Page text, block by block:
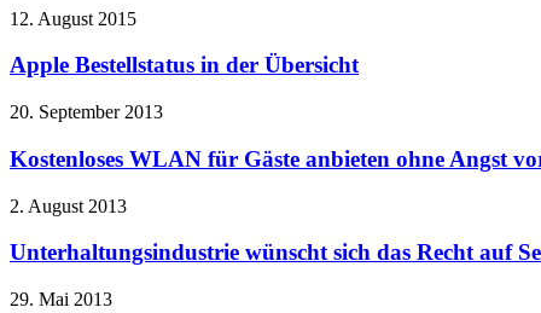
12. August 2015
Apple Bestellstatus in der Übersicht
20. September 2013
Kostenloses WLAN für Gäste anbieten ohne Angst
2. August 2013
Unterhaltungsindustrie wünscht sich das Recht auf
29. Mai 2013